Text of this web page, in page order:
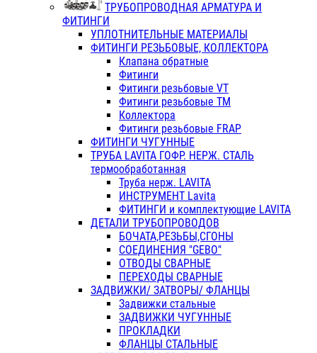
ТРУБОПРОВОДНАЯ АРМАТУРА И
ФИТИНГИ
УПЛОТНИТЕЛЬНЫЕ МАТЕРИАЛЫ
ФИТИНГИ РЕЗЬБОВЫЕ, КОЛЛЕКТОРА
Клапана обратные
Фитинги
Фитинги резьбовые VT
Фитинги резьбовые ТМ
Коллектора
Фитинги резьбовые FRAP
ФИТИНГИ ЧУГУННЫЕ
ТРУБА LAVITA ГОФР. НЕРЖ. СТАЛЬ
термообработанная
Труба нерж. LAVITA
ИНСТРУМЕНТ Lavita
ФИТИНГИ и комплектующие LAVITA
ДЕТАЛИ ТРУБОПРОВОДОВ
БОЧАТА,РЕЗЬБЫ,СГОНЫ
СОЕДИНЕНИЯ "GEBO"
ОТВОДЫ СВАРНЫЕ
ПЕРЕХОДЫ СВАРНЫЕ
ЗАДВИЖКИ/ ЗАТВОРЫ/ ФЛАНЦЫ
Задвижки стальные
ЗАДВИЖКИ ЧУГУННЫЕ
ПРОКЛАДКИ
ФЛАНЦЫ СТАЛЬНЫЕ